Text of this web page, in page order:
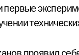
первые